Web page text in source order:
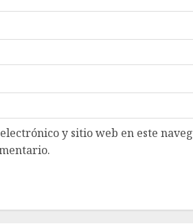
y sitio web en este